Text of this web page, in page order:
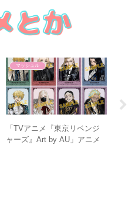
マッシュル
「TVアニメ『東京リベンジ
ャーズ』Art by AU」アニメ